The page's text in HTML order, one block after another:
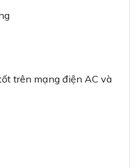
trên mạng điện AC và